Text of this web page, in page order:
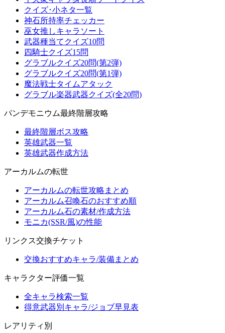
クイズ･小ネタ一覧
神石所持率チェッカー
巫女推しキャラソート
武器種当てクイズ10問
四騎士クイズ15問
グラブルクイズ20問(第2弾)
グラブルクイズ20問(第1弾)
魔法戦士タイムアタック
グラブル楽器武器クイズ(全20問)
パンデモニウム最終階層攻略
最終階層ボス攻略
英雄武器一覧
英雄武器作成方法
アーカルムの転世
アーカルムの転世攻略まとめ
アーカルム召喚石のおすすめ順
アーカルム石の素材/作成方法
モニカ(SSR/風)の性能
リンクス交換チケット
交換おすすめキャラ/装備まとめ
キャラクター評価一覧
全キャラ検索一覧
得意武器別キャラ/ジョブ早見表
レアリティ別